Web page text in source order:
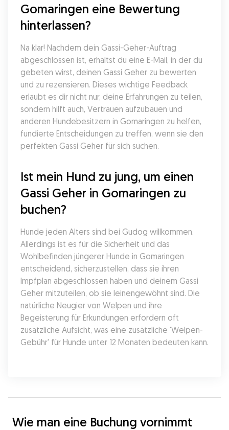
Gomaringen eine Bewertung
hinterlassen?
Na klar! Nachdem dein Gassi-Geher-Auftrag
abgeschlossen ist, erhältst du eine E-Mail, in der du
gebeten wirst, deinen Gassi Geher zu bewerten
und zu rezensieren. Dieses wichtige Feedback
erlaubt es dir nicht nur, deine Erfahrungen zu teilen,
sondern hilft auch, Vertrauen aufzubauen und
anderen Hundebesitzern in Gomaringen zu helfen,
fundierte Entscheidungen zu treffen, wenn sie den
perfekten Gassi Geher für sich suchen.
Ist mein Hund zu jung, um einen
Gassi Geher in Gomaringen zu
buchen?
Hunde jeden Alters sind bei Gudog willkommen.
Allerdings ist es für die Sicherheit und das
Wohlbefinden jüngerer Hunde in Gomaringen
entscheidend, sicherzustellen, dass sie ihren
Impfplan abgeschlossen haben und deinem Gassi
Geher mitzuteilen, ob sie leinengewöhnt sind. Die
natürliche Neugier von Welpen und ihre
Begeisterung für Erkundungen erfordern oft
zusätzliche Aufsicht, was eine zusätzliche 'Welpen-
Gebühr' für Hunde unter 12 Monaten bedeuten kann.
Wie man eine Buchung vornimmt